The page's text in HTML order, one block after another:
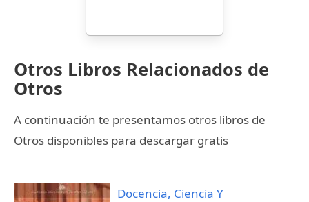
Otros Libros Relacionados de
Otros
A continuación te presentamos otros libros de
Otros disponibles para descargar gratis
Docencia, Ciencia Y